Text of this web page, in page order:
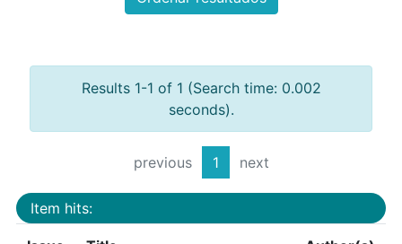
Results 1-1 of 1 (Search time: 0.002
seconds).
previous 1 next
Item hits: